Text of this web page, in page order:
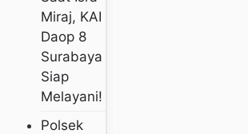
Miraj, KAI
Daop 8
Surabaya
Siap
Melayani!
Polsek